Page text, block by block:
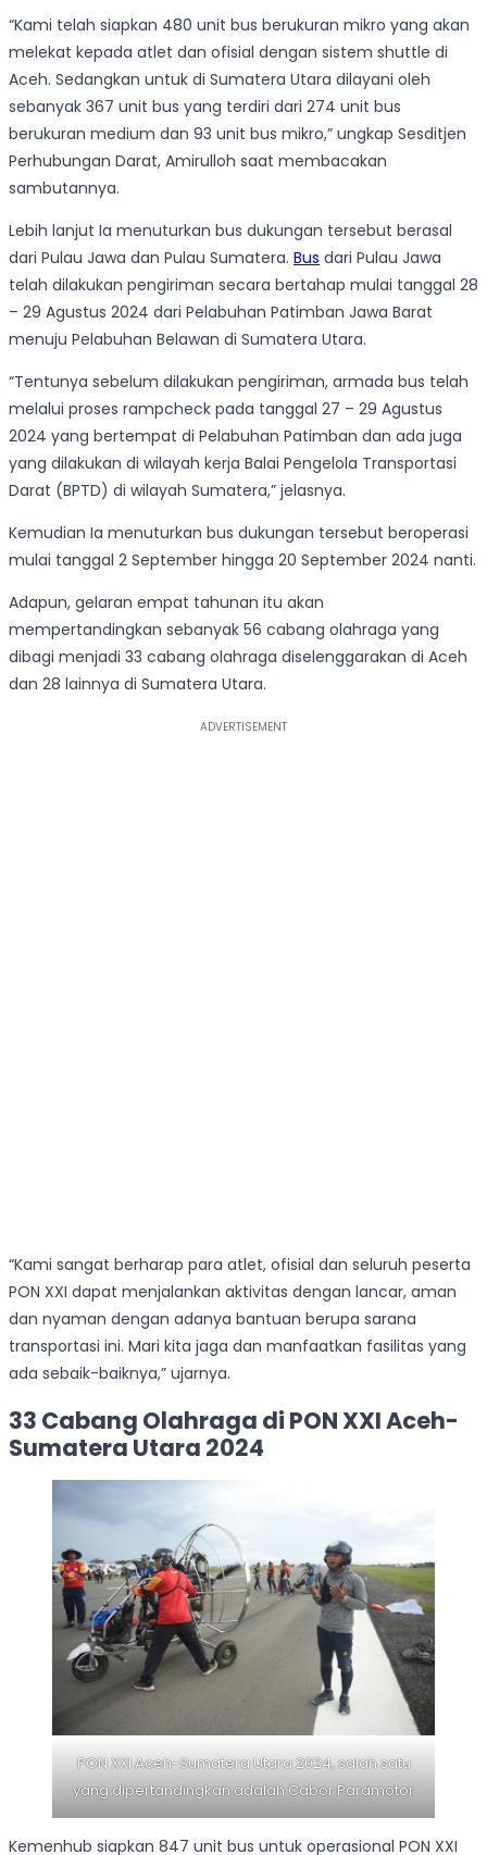
“Kami telah siapkan 480 unit bus berukuran mikro yang akan
melekat kepada atlet dan ofisial dengan sistem shuttle di
Aceh. Sedangkan untuk di Sumatera Utara dilayani oleh
sebanyak 367 unit bus yang terdiri dari 274 unit bus
berukuran medium dan 93 unit bus mikro,” ungkap Sesditjen
Perhubungan Darat, Amirulloh saat membacakan
sambutannya.
Lebih lanjut Ia menuturkan bus dukungan tersebut berasal
dari Pulau Jawa dan Pulau Sumatera. Bus dari Pulau Jawa
telah dilakukan pengiriman secara bertahap mulai tanggal 28
– 29 Agustus 2024 dari Pelabuhan Patimban Jawa Barat
menuju Pelabuhan Belawan di Sumatera Utara.
“Tentunya sebelum dilakukan pengiriman, armada bus telah
melalui proses rampcheck pada tanggal 27 – 29 Agustus
2024 yang bertempat di Pelabuhan Patimban dan ada juga
yang dilakukan di wilayah kerja Balai Pengelola Transportasi
Darat (BPTD) di wilayah Sumatera,” jelasnya.
Kemudian Ia menuturkan bus dukungan tersebut beroperasi
mulai tanggal 2 September hingga 20 September 2024 nanti.
Adapun, gelaran empat tahunan itu akan
mempertandingkan sebanyak 56 cabang olahraga yang
dibagi menjadi 33 cabang olahraga diselenggarakan di Aceh
dan 28 lainnya di Sumatera Utara.
“Kami sangat berharap para atlet, ofisial dan seluruh peserta
PON XXI dapat menjalankan aktivitas dengan lancar, aman
dan nyaman dengan adanya bantuan berupa sarana
transportasi ini. Mari kita jaga dan manfaatkan fasilitas yang
ada sebaik-baiknya,” ujarnya.
33 Cabang Olahraga di PON XXI Aceh-
Sumatera Utara 2024
PON XXI Aceh-Sumatera Utara 2024, salah satu
yang dipertandingkan adalah Cabor Paramotor
Kemenhub siapkan 847 unit bus untuk operasional PON XXI